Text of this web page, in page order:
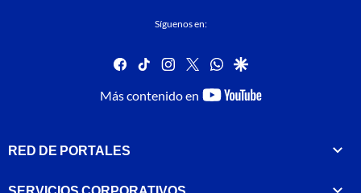
Síguenos en:
facebook
tiktok instagram
twitterwhatsapp
google
Más contenido en
youtube-
RED DE PORTALES
SERVICIOS CORPORATIVOS